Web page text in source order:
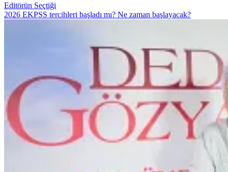
Editörün Seçtiği
2026 EKPSS tercihleri başladı mı? Ne zaman başlayacak?